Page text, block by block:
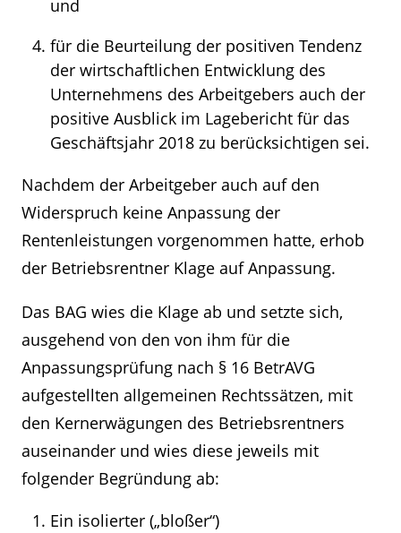
und
für die Beurteilung der positiven Tendenz
der wirtschaftlichen Entwicklung des
Unternehmens des Arbeitgebers auch der
positive Ausblick im Lagebericht für das
Geschäftsjahr 2018 zu berücksichtigen sei.
Nachdem der Arbeitgeber auch auf den
Widerspruch keine Anpassung der
Rentenleistungen vorgenommen hatte, erhob
der Betriebsrentner Klage auf Anpassung.
Das BAG wies die Klage ab und setzte sich,
ausgehend von den von ihm für die
Anpassungsprüfung nach § 16 BetrAVG
aufgestellten allgemeinen Rechtssätzen, mit
den Kernerwägungen des Betriebsrentners
auseinander und wies diese jeweils mit
folgender Begründung ab:
Ein isolierter („bloßer“)